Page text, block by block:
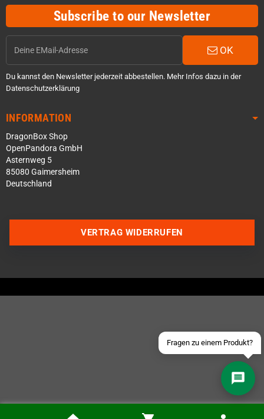
Subscribe to our Newsletter
OK
Du kannst den Newsletter jederzeit abbestellen. Mehr Infos dazu in der
Datenschutzerklärung
INFORMATION
DragonBox Shop
OpenPandora GmbH
Asternweg 5
85080 Gaimersheim
Deutschland
Fragen zu einem Produkt?
Über WhatsApp schreiben
Schick uns eine eMail
VERTRAG WIDERRUFEN